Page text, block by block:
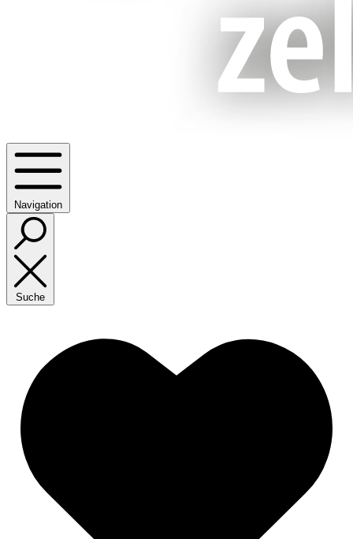
Navigation
Suche